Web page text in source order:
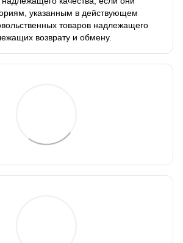
указанным в действующем
товаров надлежащего
возврату и обмену.